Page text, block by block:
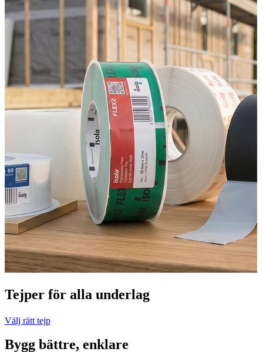
Tejper för alla underlag
Välj rätt tejp
Bygg bättre, enklare